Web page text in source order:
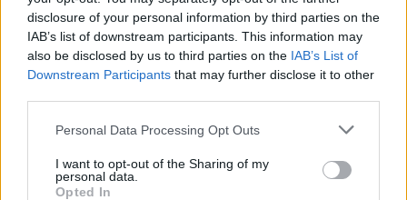
disclosure of your personal information by third parties on the
IAB’s list of downstream participants. This information may
also be disclosed by us to third parties on the IAB’s List of
Downstream Participants that may further disclose it to other
Personal Data Processing Opt Outs
I want to opt-out of the Sharing of my
personal data.
Opted In
στην πρώτη γραμμή της μάχης με τις φλόγες στον
Κουβαρά Αττικής